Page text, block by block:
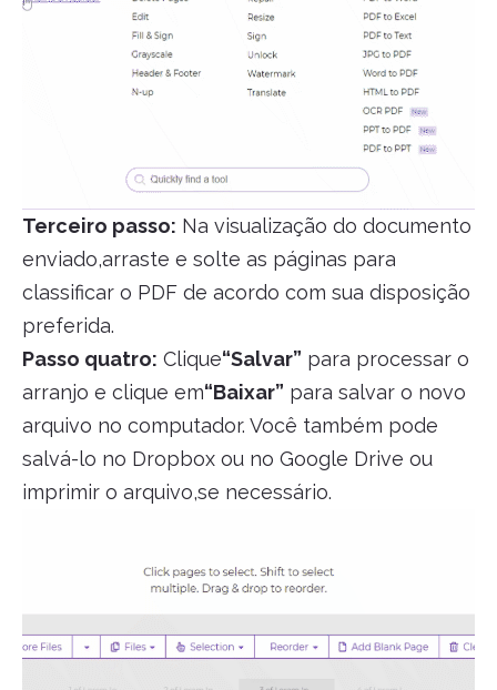
Terceiro passo: Na visualização do documento
enviado,arraste e solte as páginas para
classificar o PDF de acordo com sua disposição
preferida.
Passo quatro: Clique“Salvar” para processar o
arranjo e clique em“Baixar” para salvar o novo
arquivo no computador. Você também pode
salvá-lo no Dropbox ou no Google Drive ou
imprimir o arquivo,se necessário.